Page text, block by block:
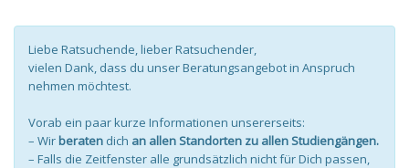
Liebe Ratsuchende, lieber Ratsuchender,
vielen Dank, dass du unser Beratungsangebot in Anspruch
nehmen möchtest.
Vorab ein paar kurze Informationen unsererseits:
– Wirberaten dich an allen Standorten zu allen Studiengängen.
– Falls die Zeitfenster alle grundsätzlich nicht für Dich passen,